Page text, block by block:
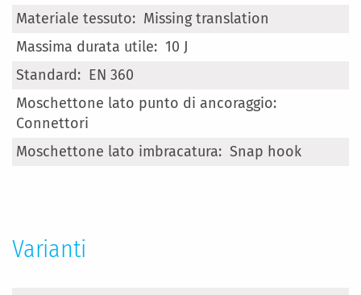
Missing translation
10 J
EN 360
Connettori
Snap hook
Varianti